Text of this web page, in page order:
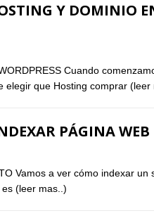
Y DOMINIO
Cuando
elegir que Hosting comprar (leer
PÁGINA WEB
Vamos a ver cómo indexar un
es (leer mas..)